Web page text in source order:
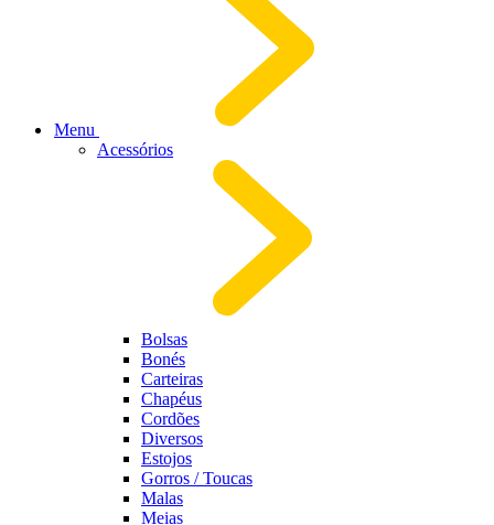
Menu
Acessórios
Bolsas
Bonés
Carteiras
Chapéus
Cordões
Diversos
Estojos
Gorros / Toucas
Malas
Meias